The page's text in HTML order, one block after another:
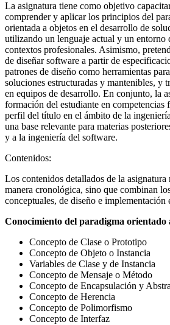
La asignatura tiene como objetivo
comprender y aplicar los principios del
orientada a objetos en el desarrollo de
utilizando un lenguaje actual y un entorno
contextos profesionales. Asimismo,
de diseñar software a partir de
patrones de diseño como herramientas
soluciones estructuradas y mantenibles, y
en equipos de desarrollo. En conjunto, la
formación del estudiante en competencias
perfil del título en el ámbito de la
una base relevante para materias
y a la ingeniería del software.
Contenidos:
Los contenidos detallados de la asignatura
manera cronológica, sino que combinan
conceptuales, de diseño e implementación
Conocimiento del paradigma orientado
Concepto de Clase o Prototipo
Concepto de Objeto o Instancia
Variables de Clase y de Instancia
Concepto de Mensaje o Método
Concepto de Encapsulación y
Concepto de Herencia
Concepto de Polimorfismo
Concepto de Interfaz